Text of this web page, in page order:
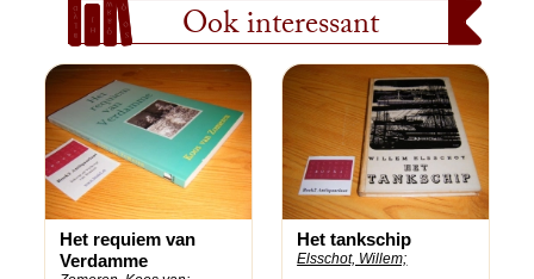
Ook interessant
Het requiem van
Verdamme
Het tankschip
Elsschot, Willem;